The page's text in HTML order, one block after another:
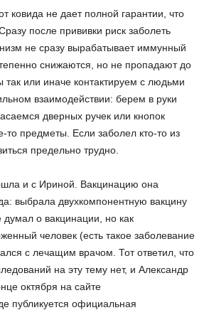
ковида не дает полной гарантии, что
после прививки риск заболеть
не сразу вырабатывает иммунный
снижаются, но не пропадают до
или иначе контактируем с людьми
взаимодействии: берем в руки
дверных ручек или кнопок
то предметы. Если заболел кто-то из
предельно трудно.
и с Ириной. Вакцинацию она
выбрала двухкомпонентную вакцину
о вакцинации, но как
человек (есть такое заболевание
с лечащим врачом. Тот ответил, что
на эту тему нет, и Александр
октября на сайте
публикуется официальная